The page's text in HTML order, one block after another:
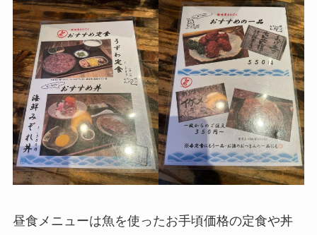
昼食メニューは魚を使ったお手頃価格の定食や丼